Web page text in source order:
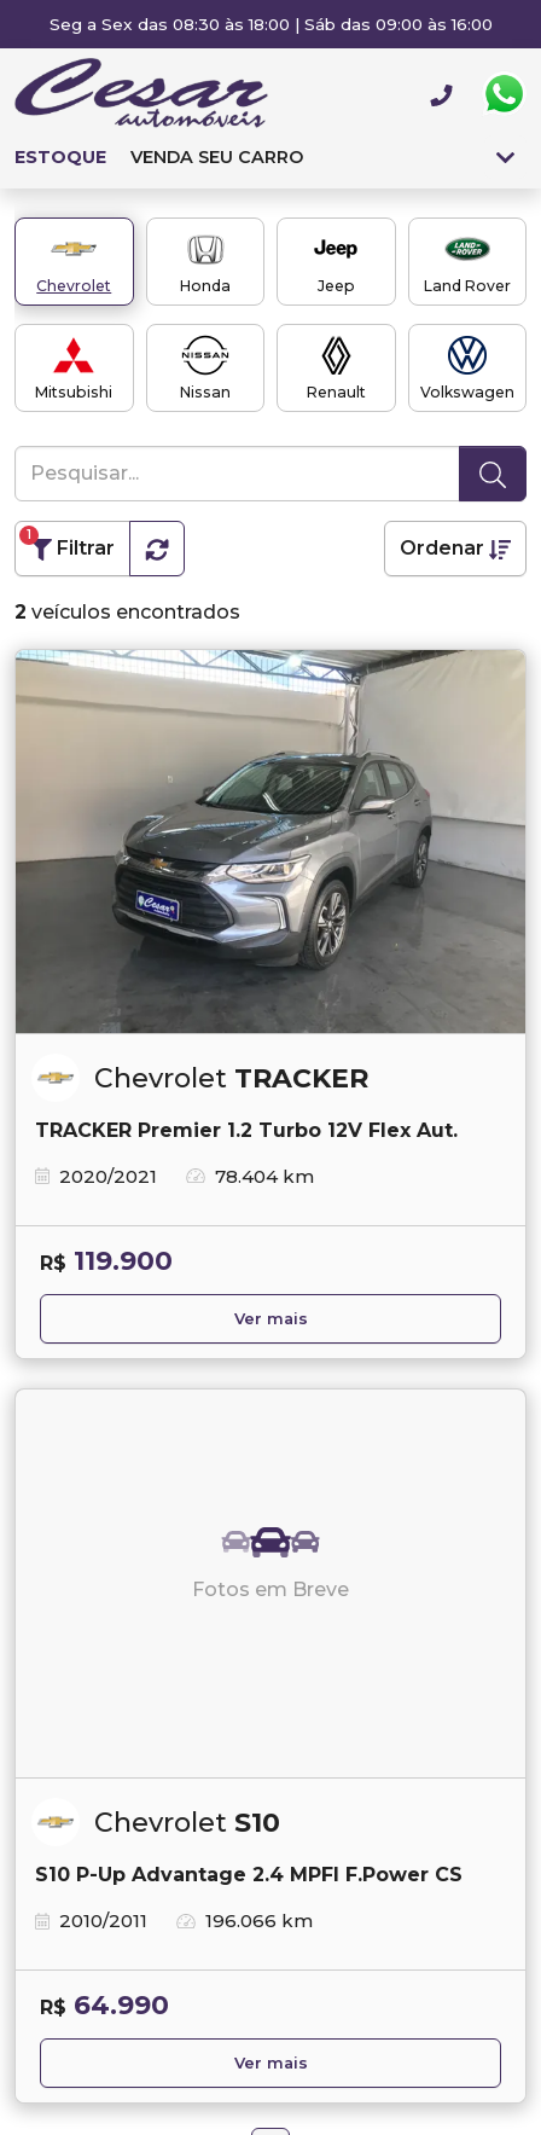
Seg a Sex das 08:30 às 18:00 | Sáb das 09:00 às 16:00
ESTOQUE VENDA SEU CARRO
Chevrolet Honda Jeep Land Rover
Mitsubishi Nissan Renault Volkswagen
Filtrar
1
Ordenar
2 veículos encontrados
Chevrolet TRACKER
TRACKER Premier 1.2 Turbo 12V Flex Aut.
2020/2021
78.404 km
R$ 119.900
Ver mais
Fotos em Breve
Chevrolet S10
S10 P-Up Advantage 2.4 MPFI F.Power CS
2010/2011
196.066 km
R$ 64.990
Ver mais